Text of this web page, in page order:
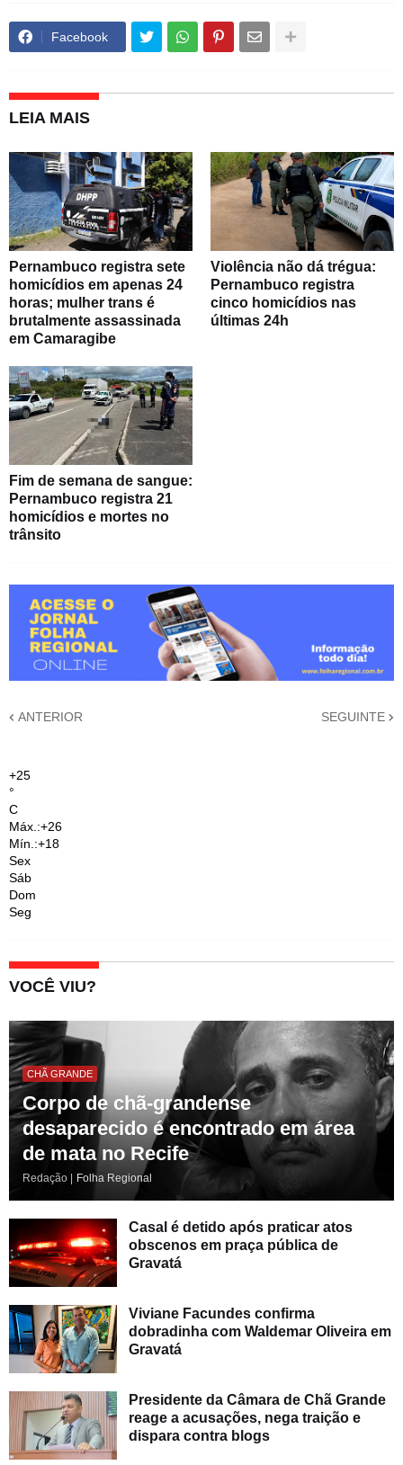
Facebook
LEIA MAIS
Pernambuco registra sete
homicídios em apenas 24
horas; mulher trans é
brutalmente assassinada
em Camaragibe
Violência não dá trégua:
Pernambuco registra
cinco homicídios nas
últimas 24h
Fim de semana de sangue:
Pernambuco registra 21
homicídios e mortes no
trânsito
ANTERIOR SEGUINTE
+25
°
C
Máx.:+26
Mín.:+18
Sex
Sáb
Dom
Seg
VOCÊ VIU?
CHÃ GRANDE
Corpo de chã-grandense
desaparecido é encontrado em área
de mata no Recife
Redação | Folha Regional
Casal é detido após praticar atos
obscenos em praça pública de
Gravatá
Viviane Facundes confirma
dobradinha com Waldemar Oliveira em
Gravatá
Presidente da Câmara de Chã Grande
reage a acusações, nega traição e
dispara contra blogs